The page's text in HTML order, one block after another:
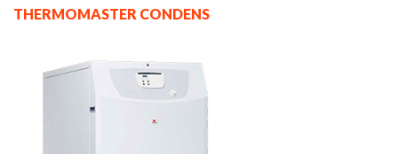
THERMOMASTER CONDENS